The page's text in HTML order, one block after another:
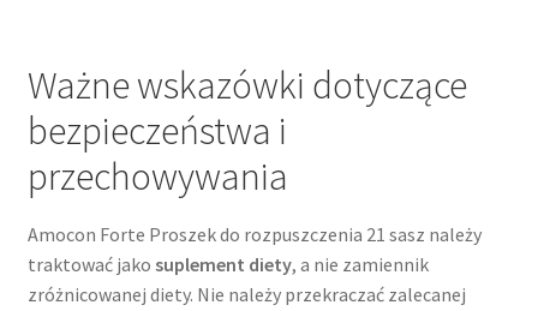
Ważne wskazówki dotyczące
bezpieczeństwa i
przechowywania
Amocon Forte Proszek do rozpuszczenia 21 sasz należy
traktować jako suplement diety, a nie zamiennik
zróżnicowanej diety. Nie należy przekraczać zalecanej